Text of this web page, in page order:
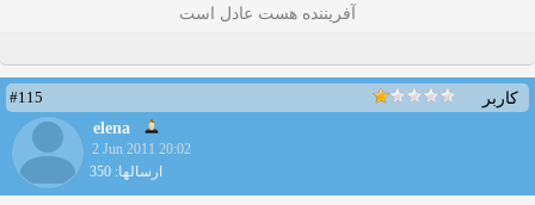
آفریننده هست عادل است
کاربر
#115
elena
2 Jun 2011 20:02
ارسالها: 350